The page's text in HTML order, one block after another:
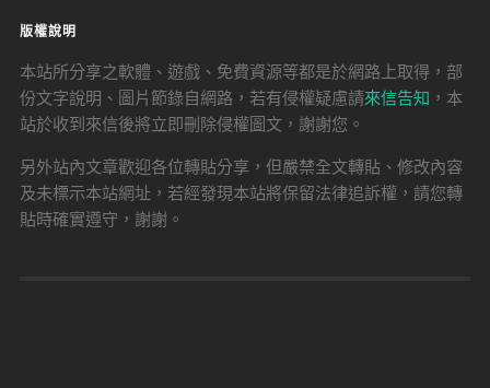
版權說明
本站所分享之軟體、遊戲、免費資源等都是於網路上取得，部
份文字說明、圖片節錄自網路，若有侵權疑慮請來信告知 ，本
站於收到來信後將立即刪除侵權圖文，謝謝您。
另外站內文章歡迎各位轉貼分享，但嚴禁全文轉貼、修改內容
及未標示本站網址，若經發現本站將保留法律追訴權，請您轉
貼時確實遵守，謝謝。